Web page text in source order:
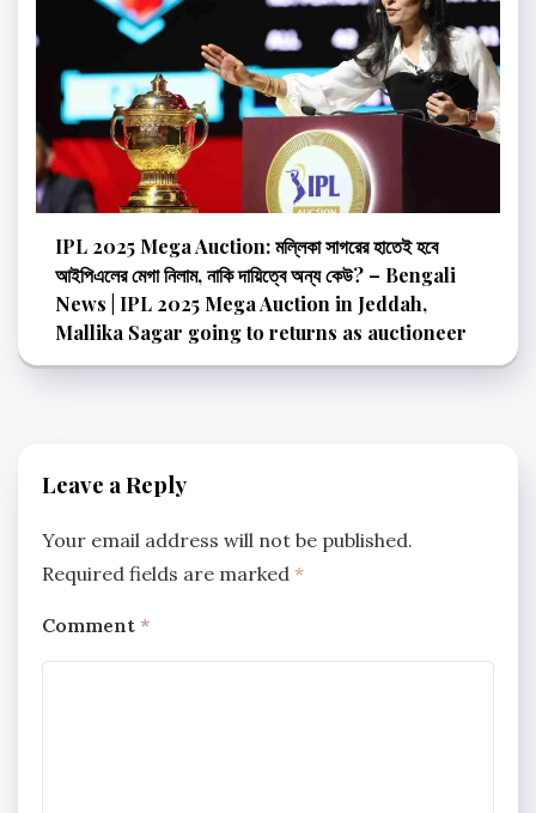
IPL 2025 Mega Auction: মল্লিকা সাগরের হাতেই হবে
আইপিএলের মেগা নিলাম, নাকি দায়িত্বে অন্য কেউ? – Bengali
News | IPL 2025 Mega Auction in Jeddah,
Mallika Sagar going to returns as auctioneer
Leave a Reply
Your email address will not be published.
Required fields are marked *
Comment *